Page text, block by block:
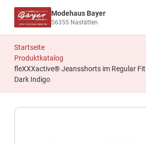
Modehaus Bayer
56355 Nastätten
Startseite
Produktkatalog
fleXXXactive® Jeansshorts im Regular
Dark Indigo